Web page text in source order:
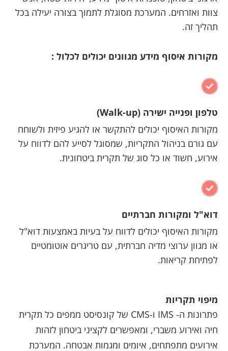
צוות ואזרחים. המערכת מסוגלת לתמוך בצורה יעילה בכל
תהליך זה.
מקורות איסוף מידע מגוונים יכולים לכלול :
טלפון ופנייה ישירה (Walk-up)
מקורות האיסוף יכולים להתקשר או להגיע פיזית ולשוחח
עם גורם בניהול התקריות, שמסוגל לסייע להם לדווח על
אירוע, חשוד או כל סוג של תקרית ביטחונית.
דוא"ל ומקורות חברתיים
מקורות האיסוף יכולים לדווח על בעיות באמצעות דוא"ל
או מגוון ערוצי מדיה חברתית, עם טריגרים אוטומטיים
לפתיחת קריאות.
מיפוי תקריות
פתרונות ה- IMS ו-CMS של קונסיסט ממפים כל תקרית
חיה ואירוע משברי, ומאפשרים לקציני ביטחון לזהות
אירועים מתפתחים, איומים ומגמות אבטחה. המערכת